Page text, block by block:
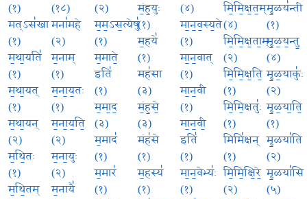
(१)
मत्ऽस॑खा
(१)
म॒था॒यति॑
(१)
म॒था॒यत्
(१)
म॒था॒यन्
(२)
म॒थि॒तः
(१)
म॒थि॒तम्
(१८)
मना॑महे
(२)
म॒नाम्
(१)
म॒ना॒य॒तः
(१)
म॒ना॒य॒ति॒
(२)
म॒ना॒युः
(२)
म॒नायै॑
(२)
म॒म॒ऽस॒त्येषु॑
(१)
म॒माते॒
इति॑
(१)
म॒मा॒द॒
(३)
म॒माद॑
(१)
म॒मार॑
(१)
मं॒ह॒युः
(१)
म॒हये॑
(१)
मह॑सा
(३)
मं॒ह॒से॒
(३)
मंह॑से
(१)
म॒हस्य॑
(१)
(४)
मा॒न॒व॒स्य॒ते
(१)
मा॒न॒वात्
(१)
मा॒न॒वी
(१)
मा॒न॒वी॒
इति॑
(१)
मा॒न॒वेभ्यः॑
(१)
मि॒मि॒क्ष॒त॒म्
(४)
मि॒मि॒क्ष॒ता॒म्
(२)
मि॒मि॒क्ष॒ति॒
(१)
मि॒मि॒क्षतुः॑
(१)
मिमि॑क्षन्
(१)
मि॒मि॒क्षि॒रे॒
(२)
मृ॒ळय॑न्ती
(१)
मृ॒ळ॒य॒न्तु॒
(४)
मृ॒ळ॒याकुः॑
(२)
मृ॒ळ॒या॒ति॒
(१)
मृ॒ळया॑ति
(२)
मृ॒ळया॑सि
(५)